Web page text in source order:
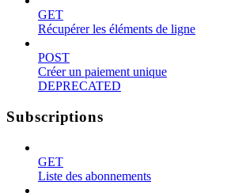
GET
Récupérer les éléments de ligne
POST
Créer un paiement unique
DEPRECATED
Subscriptions
GET
Liste des abonnements